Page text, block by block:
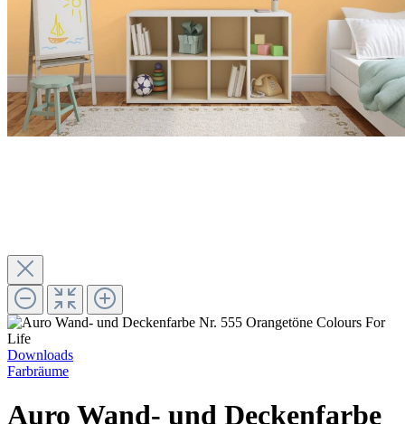
Downloads
Farbräume
Auro Wand- und Deckenfarbe